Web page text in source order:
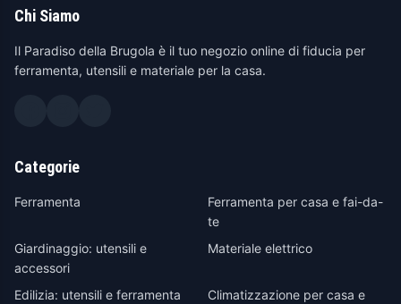
Chi Siamo
Il Paradiso della Brugola è il tuo negozio online di fiducia per
ferramenta, utensili e materiale per la casa.
Categorie
Ferramenta
Ferramenta per casa e fai-da-
te
Giardinaggio: utensili e
accessori
Materiale elettrico
Edilizia: utensili e ferramenta
Climatizzazione per casa e